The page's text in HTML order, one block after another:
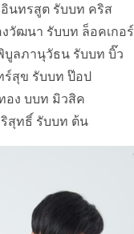
นทรสูต รับบท คริส
วัฒนา รับบท ล็อคเกอร์
บูลภานุวัธน รับบท บิ๊ว
ร์สุข รับบท ป๊อป
อง บบท มิวสิค
สุทธิ์ รับบท ต้น